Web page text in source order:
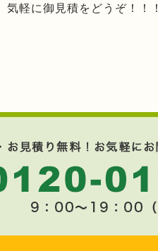
気軽に御見積をどうぞ！！！